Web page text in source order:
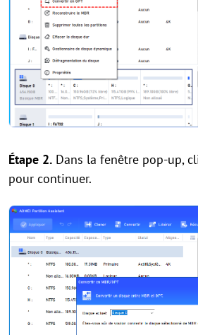
Étape 2. Dans la fenêtre pop-up,
pour continuer.